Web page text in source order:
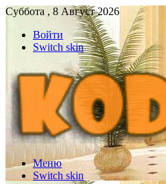
Суббота , 8 Август 2026
Войти
Switch skin
Меню
Switch skin